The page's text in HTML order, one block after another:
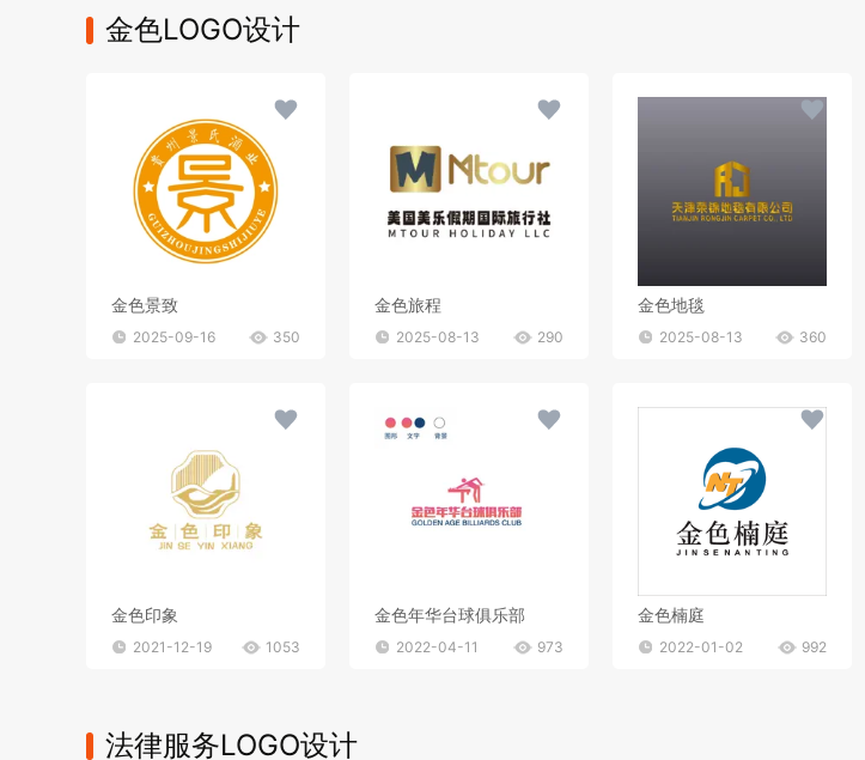
金色LOGO设计
金色景致
2025-09-16 350
金色旅程
2025-08-13 290
金色地毯
2025-08-13 360
金色印象
2021-12-19 1053
金色年华台球俱乐部
2022-04-11 973
金色楠庭
2022-01-02 992
法律服务LOGO设计